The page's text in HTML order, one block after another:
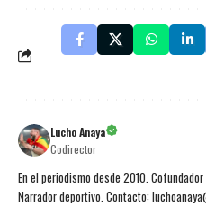
Lucho Anaya
Codirector
En el periodismo desde 2010.
Narrador deportivo. Contacto: